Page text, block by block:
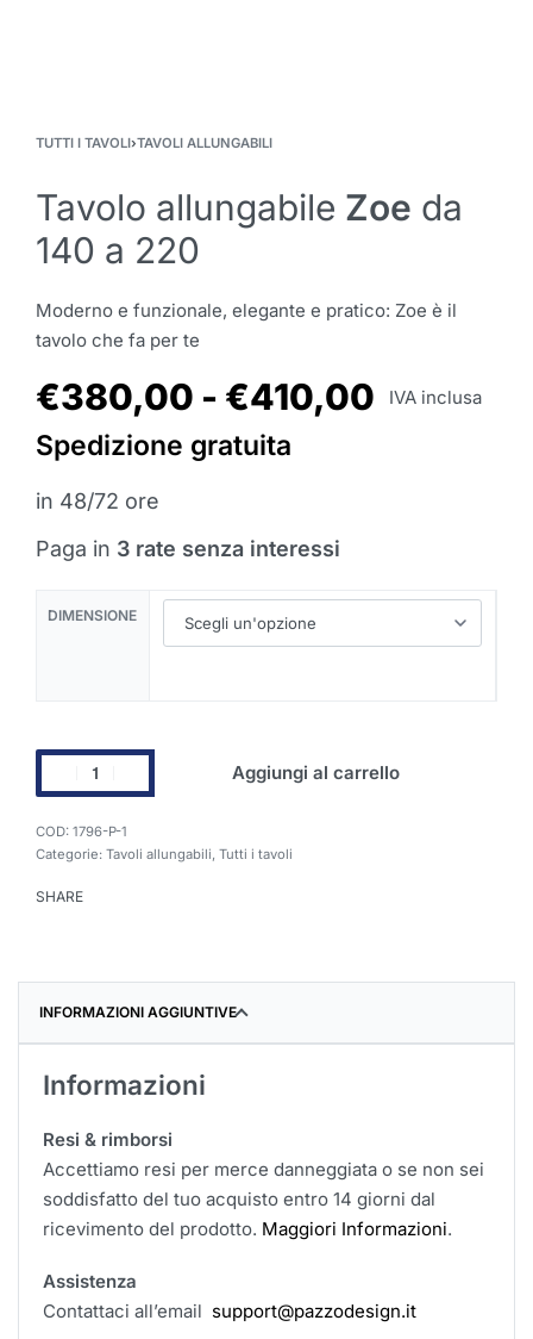
TUTTI I TAVOLI›TAVOLI ALLUNGABILI
Tavolo allungabile Zoe da
140 a 220
Moderno e funzionale, elegante e pratico: Zoe è il
tavolo che fa per te
€380,00 €410,00 IVA inclusa
Spedizione gratuita
in 48/72 ore
Paga in 3 rate senza interessi
DIMENSIONE
Aggiungi al carrello
1796-P-1
Categorie: Tavoli allungabili Tutti i tavoli
SHARE
INFORMAZIONI AGGIUNTIVE
Informazioni
Resi & rimborsi
Accettiamo resi per merce danneggiata o se non sei
soddisfatto del tuo acquisto entro 14 giorni dal
ricevimento del prodotto. Maggiori Informazioni.
Assistenza
Contattaci all’email support@pazzodesign.it